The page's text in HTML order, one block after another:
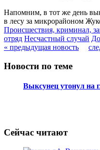
Напомним, в тот же день
в лесу за микрорайоном
Происшествия, криминал,
отряд Несчастный случай
« предыдущая новость
Новости по теме
Выксунец утонул на
Сейчас читают